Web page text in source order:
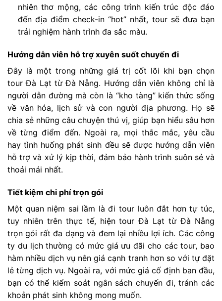
nhiên thơ mộng, các công trình kiến trúc độc đáo
đến địa điểm check-in “hot” nhất, tour sẽ đưa bạn
trải nghiệm hành trình đa sắc màu.
Hướng dẫn viên hỗ trợ xuyên suốt chuyến đi
Đây là một trong những giá trị cốt lõi khi bạn chọn
tour Đà Lạt từ Đà Nẵng. Hướng dẫn viên không chỉ là
người dẫn đường mà còn là “kho tàng” kiến thức sống
về văn hóa, lịch sử và con người địa phương. Họ sẽ
chia sẻ những câu chuyện thú vị, giúp bạn hiểu sâu hơn
về từng điểm đến. Ngoài ra, mọi thắc mắc, yêu cầu
hay tình huống phát sinh đều sẽ được hướng dẫn viên
hỗ trợ và xử lý kịp thời, đảm bảo hành trình suôn sẻ và
thoải mái nhất.
Tiết kiệm chi phí trọn gói
Một quan niệm sai lầm là đi tour luôn đắt hơn tự túc,
tuy nhiên trên thực tế, hiện tour Đà Lạt từ Đà Nẵng
trọn gói rất đa dạng và đem lại nhiều lợi ích. Các công
ty du lịch thường có mức giá ưu đãi cho các tour, bao
hàm nhiều dịch vụ nên giá cạnh tranh hơn so với tự đặt
lẻ từng dịch vụ. Ngoài ra, với mức giá cố định ban đầu,
bạn có thể kiểm soát ngân sách chuyến đi, tránh các
khoản phát sinh không mong muốn.